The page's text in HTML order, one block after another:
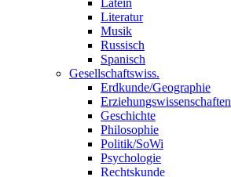
Latein
Literatur
Musik
Russisch
Spanisch
Gesellschaftswiss.
Erdkunde/Geographie
Erziehungswissenschaften
Geschichte
Philosophie
Politik/SoWi
Psychologie
Rechtskunde